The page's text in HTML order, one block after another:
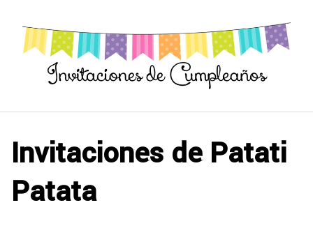
contenido
Invitaciones de Patati
Patata